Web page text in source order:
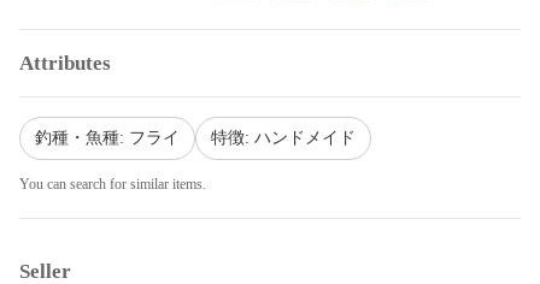
Attributes
釣種・魚種: フライ 特徴: ハンドメイド
You can search for similar items.
Seller